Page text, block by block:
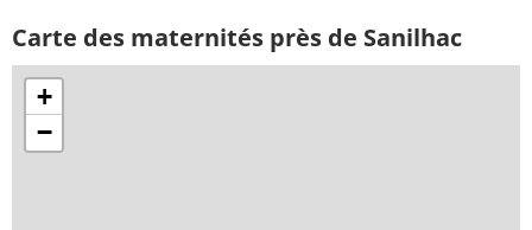
Carte des maternités près de Sanilhac
+
−